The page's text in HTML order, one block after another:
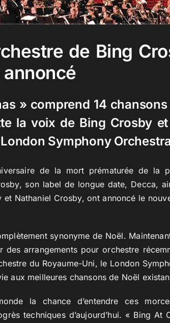
de Bing
» comprend 14
la voix de Bing Crosby
Symphony
de la mort prématurée de la
son label de longue date, Decca,
et Nathaniel Crosby, ont annoncé le
synonyme de Noël.
des arrangements pour orchestre
du Royaume-Uni, le London
aux meilleures chansons de Noël
la chance d’entendre ces
techniques d’aujourd’hui. « Bing At